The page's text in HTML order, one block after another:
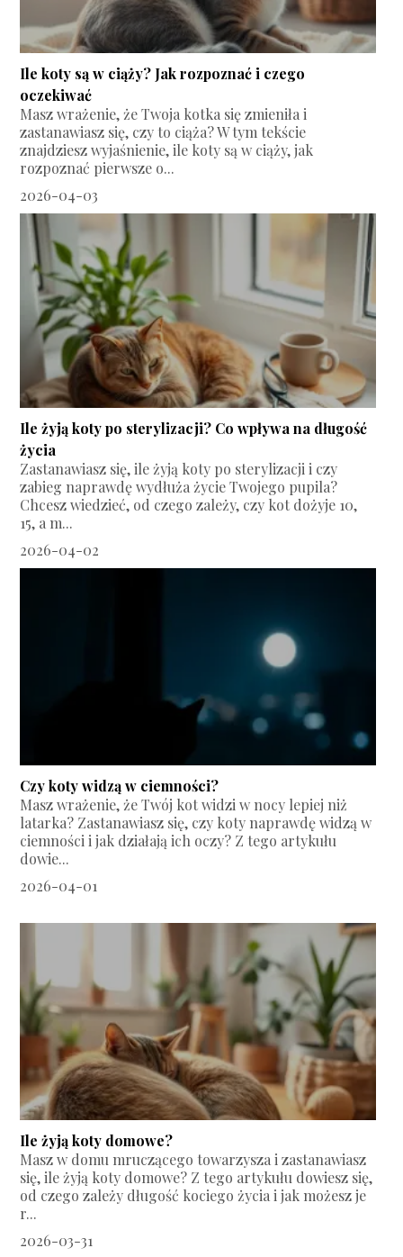
Ile koty są w ciąży? Jak rozpoznać i czego
oczekiwać
Masz wrażenie, że Twoja kotka się zmieniła i
zastanawiasz się, czy to ciąża? W tym tekście
znajdziesz wyjaśnienie, ile koty są w ciąży, jak
rozpoznać pierwsze o...
2026-04-03
Ile żyją koty po sterylizacji? Co wpływa na długość
życia
Zastanawiasz się, ile żyją koty po sterylizacji i czy
zabieg naprawdę wydłuża życie Twojego pupila?
Chcesz wiedzieć, od czego zależy, czy kot dożyje 10,
15, a m...
2026-04-02
Czy koty widzą w ciemności?
Masz wrażenie, że Twój kot widzi w nocy lepiej niż
latarka? Zastanawiasz się, czy koty naprawdę widzą w
ciemności i jak działają ich oczy? Z tego artykułu
dowie...
2026-04-01
Ile żyją koty domowe?
Masz w domu mruczącego towarzysza i zastanawiasz
się, ile żyją koty domowe? Z tego artykułu dowiesz się,
od czego zależy długość kociego życia i jak możesz je
r...
2026-03-31